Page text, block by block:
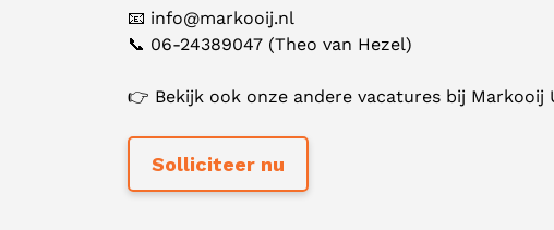
📧 info@markooij.nl
📞 06-24389047 (Theo van Hezel)
👉 Bekijk ook onze andere vacatures bij Markooij